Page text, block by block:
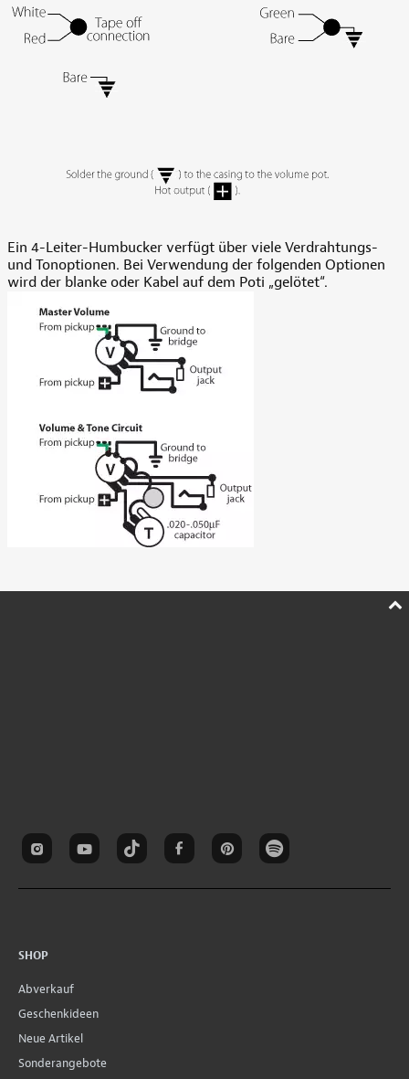
Ein 4-Leiter-Humbucker verfügt über viele Verdrahtungs-
und Tonoptionen. Bei Verwendung der folgenden Optionen
wird der blanke oder Kabel auf dem Poti „gelötet“.
SHOP
Abverkauf
Geschenkideen
Neue Artikel
Sonderangebote